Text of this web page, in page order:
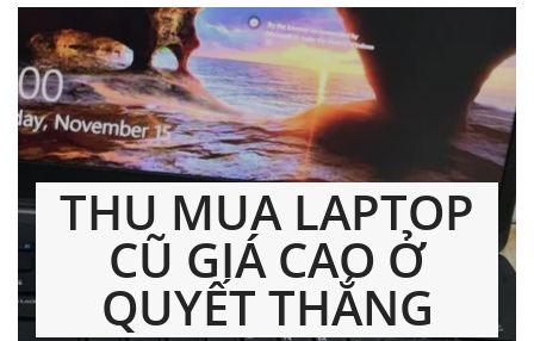
THU MUA LAPTOP
CŨ GIÁ CAO Ở
QUYẾT THẮNG